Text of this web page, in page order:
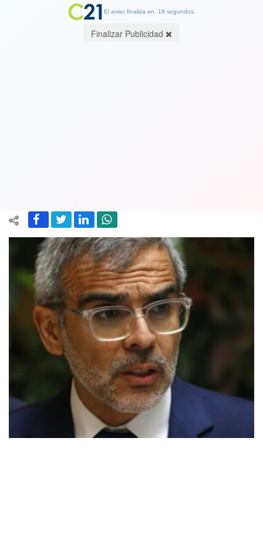
El aviso finaliza en: 19 segundos.
Finalizar Publicidad